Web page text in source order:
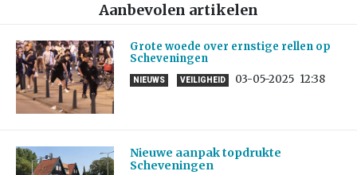
Aanbevolen artikelen
Grote woede over ernstige rellen op
Scheveningen
NIEUWS VEILIGHEID 03-05-2025 12:38
Nieuwe aanpak topdrukte
Scheveningen